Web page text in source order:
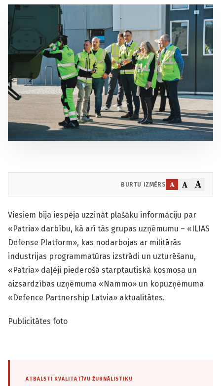
BURTU IZMĒRS A A A
Viesiem bija iespēja uzzināt plašāku informāciju par
«Patria» darbību, kā arī tās grupas uzņēmumu – «ILIAS
Defense Platform», kas nodarbojas ar militārās
industrijas programmatūras izstrādi un uzturēšanu,
«Patria» daļēji piederošā starptautiskā kosmosa un
aizsardzības uzņēmuma «Nammo» un kopuzņēmuma
«Defence Partnership Latvia» aktualitātes.
Publicitātes foto
ATBALSTI KVALITATĪVU ŽURNĀLISTIKU